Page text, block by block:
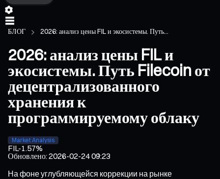
БЛОГ 2026: анализ цены FIL и экосистемы. Путь...
2026: анализ цены FIL и
экосистемы. Путь Filecoin от
децентрализованного
хранения к
программируемому облаку
Market Analysis
FIL-1.57%
Обновлено:2026-02-24 09:23
На фоне углубляющейся коррекции на рынке